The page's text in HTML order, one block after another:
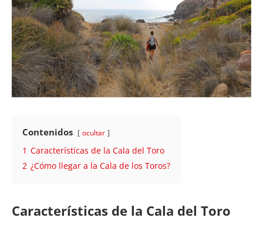
Contenidos ocultar
1 Características de la Cala del Toro
2 ¿Cómo llegar a la Cala de los Toros?
Características de la Cala del Toro